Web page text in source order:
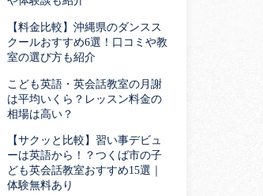
【料金比較】沖縄県のダンスス
クールおすすめ6選！口コミや教
室の選び方も紹介
こども英語・英会話教室の月謝
は平均いくら？レッスン料金の
相場は高い？
【サクッと比較】習い事デビュ
ーは英語から！？つくば市の子
ども英会話教室おすすめ15選｜
体験無料あり